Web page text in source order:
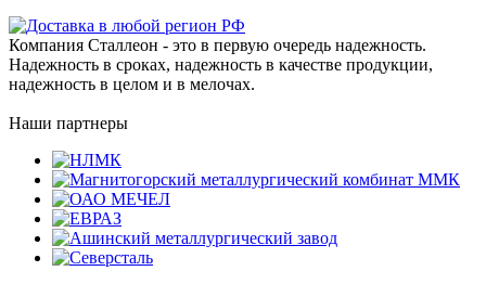
Компания Сталлеон - это в первую очередь надежность.
Надежность в сроках, надежность в качестве продукции,
надежность в целом и в мелочах.
Наши партнеры